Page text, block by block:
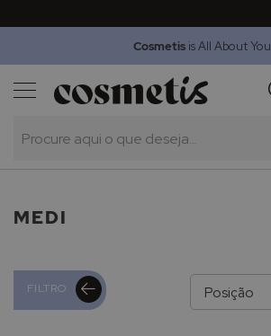
Cosmetisis All About You
Outlet
MEDI
FILTRO